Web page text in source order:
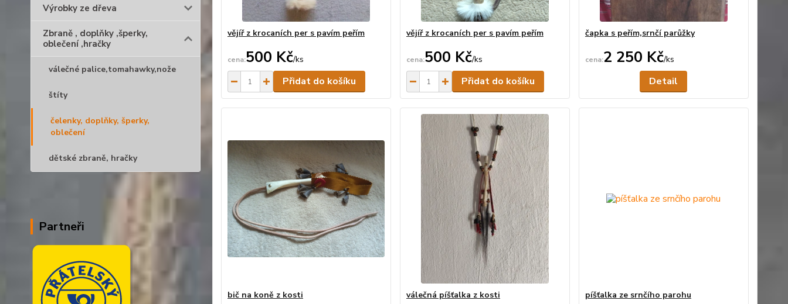
Výrobky ze dřeva
Zbraně , doplňky ,šperky,
oblečení ,hračky
válečné palice,tomahawky,nože
štíty
čelenky, doplňky, šperky,
oblečení
dětské zbraně, hračky
Partneři
vějíř z krocaních per s pavím peřím
500 Kč/ks
Přidat do košíku
vějíř z krocaních per s pavím peřím
500 Kč/ks
Přidat do košíku
čapka s peřím,srnčí parůžky
2 250 Kč/ks
Detail
bič na koně z kosti válečná píšťalka z kosti píšťalka ze srnčího parohu